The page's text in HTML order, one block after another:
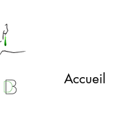
Accueil